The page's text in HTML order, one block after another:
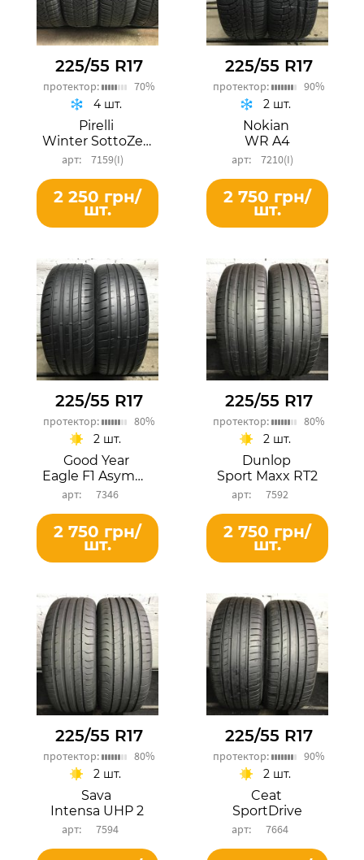
225/55 R17
протектор: 70%
Pirelli
Winter SottoZero 3
7159(I)
4 шт.
2 250 грн/
шт.
225/55 R17
протектор: 90%
Nokian
WR A4
7210(I)
2 шт.
2 750 грн/
шт.
225/55 R17
протектор: 80%
Good Year
Eagle F1 Asymmetric 3
7346
2 шт.
2 750 грн/
шт.
225/55 R17
протектор: 80%
Dunlop
Sport Maxx RT2
7592
2 шт.
2 750 грн/
шт.
225/55 R17
протектор: 80%
Sava
Intensa UHP 2
7594
2 шт.
225/55 R17
протектор: 90%
Ceat
SportDrive
7664
2 шт.